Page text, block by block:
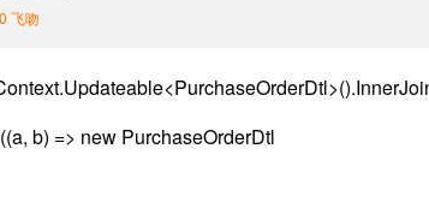
飞吻
b) => new PurchaseOrderDtl